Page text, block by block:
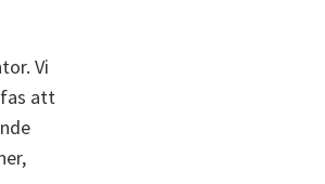
Vi
att